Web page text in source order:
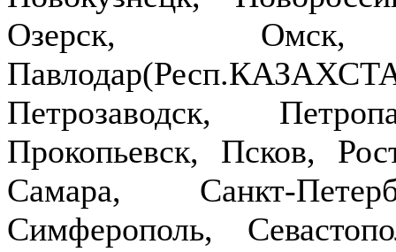
Озерск,
Петрозаводск,
Прокопьевск, Псков,
Самара, Санкт-
Симферополь,